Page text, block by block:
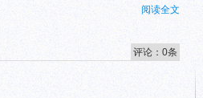
阅读全文
评论：0条